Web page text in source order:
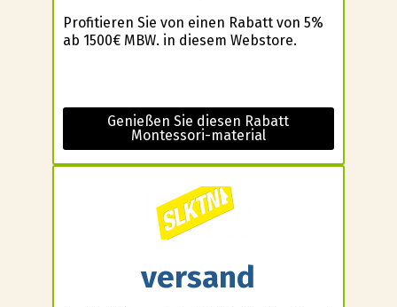
Profitieren Sie von einen Rabatt von 5%
ab 1500€ MBW. in diesem Webstore.
Genießen Sie diesen Rabatt
Montessori-material
versand